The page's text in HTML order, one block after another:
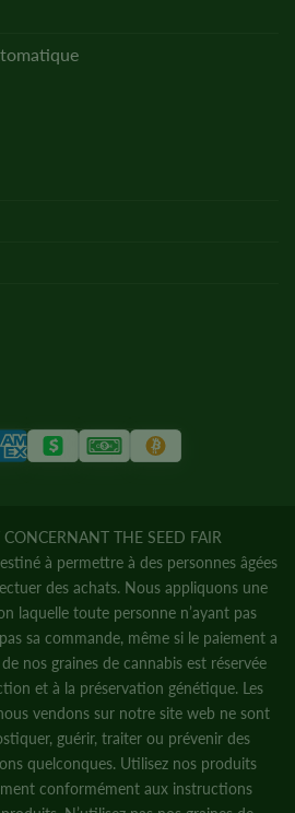
THE SEED FAIR
à permettre à des personnes âgées
des achats. Nous appliquons une
laquelle toute personne n’ayant pas
sa commande, même si le paiement a
nos graines de cannabis est réservée
et à la préservation génétique. Les
vendons sur notre site web ne sont
guérir, traiter ou prévenir des
quelconques. Utilisez nos produits
conformément aux instructions